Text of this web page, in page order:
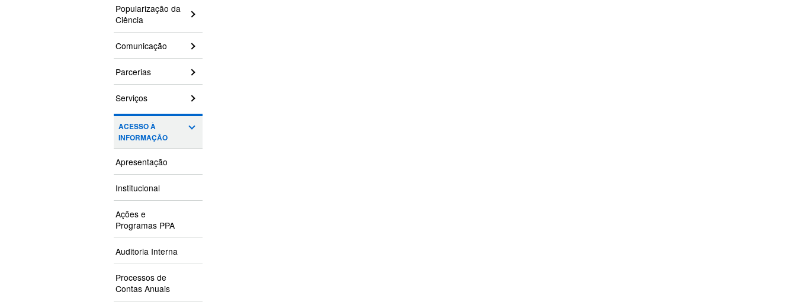
Popularização da
Ciência
Comunicação
Parcerias
Serviços
ACESSO À
INFORMAÇÃO
Apresentação
Institucional
Ações e
Programas PPA
Auditoria Interna
Processos de
Contas Anuais